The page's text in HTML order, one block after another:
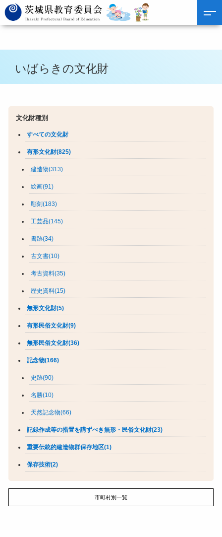
いばらきの文化財
文化財種別
すべての文化財
有形文化財(825)
建造物(313)
絵画(91)
彫刻(183)
工芸品(145)
書跡(34)
古文書(10)
考古資料(35)
歴史資料(15)
無形文化財(5)
有形民俗文化財(9)
無形民俗文化財(36)
記念物(166)
史跡(90)
名勝(10)
天然記念物(66)
記録作成等の措置を講ずべき無形・民俗文化財(23)
重要伝統的建造物群保存地区(1)
保存技術(2)
市町村別一覧